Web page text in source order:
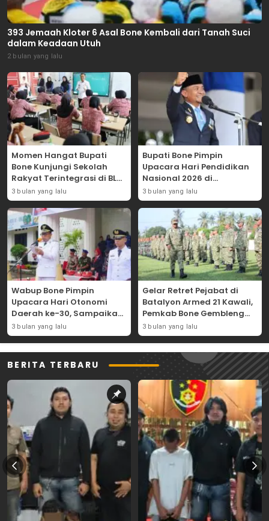
393 Jemaah Kloter 6 Asal Bone Kembali dari Tanah Suci
dalam Keadaan Utuh
2 bulan yang lalu
Momen Hangat Bupati
Bone Kunjungi Sekolah
Rakyat Terintegrasi di BLK
Bajoe
3 bulan yang lalu
Bupati Bone Pimpin
Upacara Hari Pendidikan
Nasional 2026 di
Lapangan Merdeka
3 bulan yang lalu
Wabup Bone Pimpin
Upacara Hari Otonomi
Daerah ke-30, Sampaikan
Amanat Mendagri
Wujudkan Asta Cita
3 bulan yang lalu
Gelar Retret Pejabat di
Batalyon Armed 21 Kawali,
Pemkab Bone Gembleng
Kedisiplinan Camat dan
Pimpinan OPD
3 bulan yang lalu
BERITA TERBARU